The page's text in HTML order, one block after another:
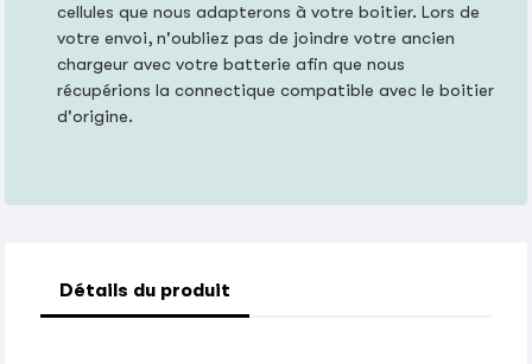
cellules que nous adapterons à votre boitier. Lors de
votre envoi, n'oubliez pas de joindre votre ancien
chargeur avec votre batterie afin que nous
récupérions la connectique compatible avec le boitier
d'origine.
Détails du produit